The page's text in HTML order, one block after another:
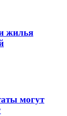
жилья
могут